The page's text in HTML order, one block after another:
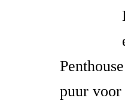
puur voor